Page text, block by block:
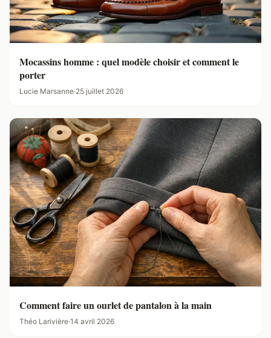
Mocassins homme : quel modèle choisir et comment le
porter
Lucie Marsanne·25 juillet 2026
Comment faire un ourlet de pantalon à la main
Théo Larivière·14 avril 2026